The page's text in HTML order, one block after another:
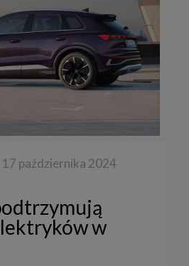
17 października 2024
w